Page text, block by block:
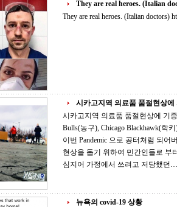
They are real heroes. (Italian
시카고지역 의료품 품절현상에
시카고지역 의료품 품절현상에 기증자들 호응 늘어 03/
Bulls(농구), Chicago Blackhawk(학키) 팀들의 전당인 United Center 의 Parking
이번 Pandemic 으로 공터처럼 되
현상을 돕기 위하여 민간인들로 부
심지어 가정에서 쓰려고 저당했던…
뉴욕의 covid-19 상황